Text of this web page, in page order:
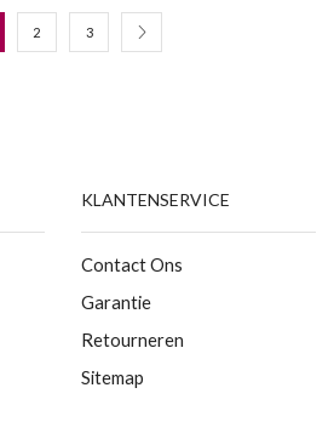
2 3
KLANTENSERVICE
Contact Ons
Garantie
Retourneren
Sitemap